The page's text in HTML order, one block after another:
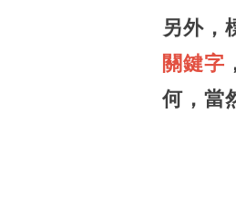
另外，
關鍵字
何，當